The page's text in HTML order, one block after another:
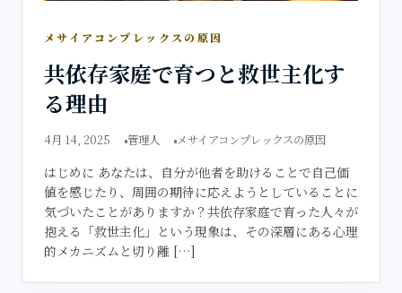
メサイアコンプレックスの原因
共依存家庭で育つと救世主化す
る理由
4月 14, 2025 管理人 メサイアコンプレックスの原因
はじめに あなたは、自分が他者を助けることで自己価
値を感じたり、周囲の期待に応えようとしていることに
気づいたことがありますか？共依存家庭で育った人々が
抱える「救世主化」という現象は、その深層にある心理
的メカニズムと切り離 […]